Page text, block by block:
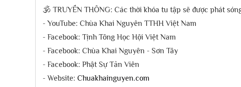
🕉 TRUYỀN THÔNG: Các thời khóa tu tập sẽ được phát
- YouTube: Chùa Khai Nguyên TTHH Việt Nam
- Facebook: Tịnh Tông Học Hội Việt Nam
- Facebook: Chùa Khai Nguyên - Sơn Tây
- Facebook: Phật Sự Tản Viên
- Website: Chuakhainguyen.com